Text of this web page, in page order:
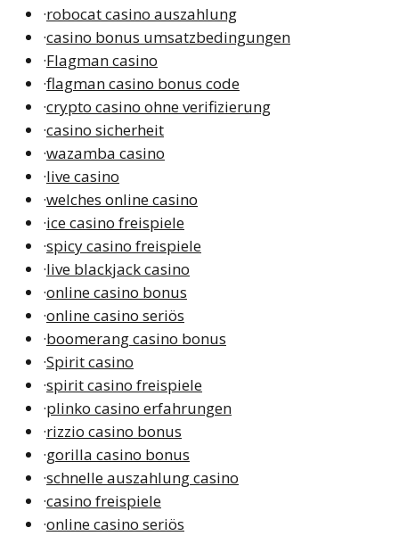
·robocat casino auszahlung
·casino bonus umsatzbedingungen
·Flagman casino
·flagman casino bonus code
·crypto casino ohne verifizierung
·casino sicherheit
·wazamba casino
·live casino
·welches online casino
·ice casino freispiele
·spicy casino freispiele
·live blackjack casino
·online casino bonus
·online casino seriös
·boomerang casino bonus
·Spirit casino
·spirit casino freispiele
·plinko casino erfahrungen
·rizzio casino bonus
·gorilla casino bonus
·schnelle auszahlung casino
·casino freispiele
·online casino seriös